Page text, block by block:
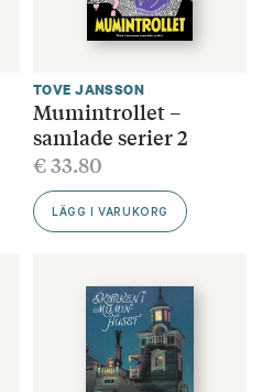
TOVE JANSSON
Mumintrollet –
samlade serier 2
€33.80
LÄGG I VARUKORG